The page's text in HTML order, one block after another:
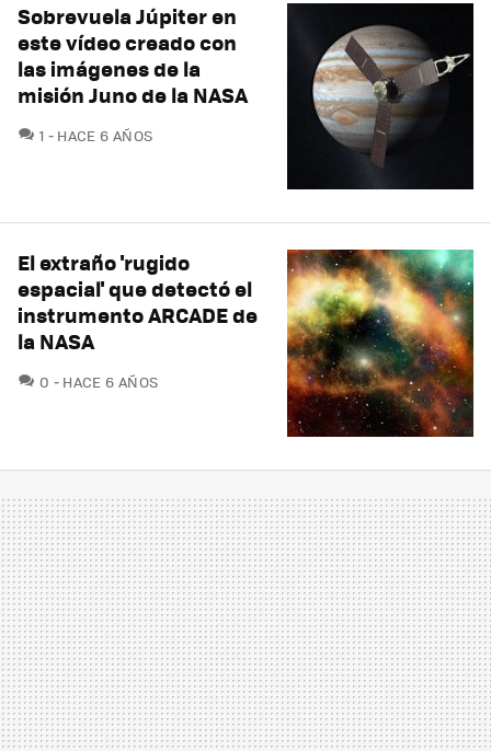
Sobrevuela Júpiter en
este vídeo creado con
las imágenes de la
misión Juno de la NASA
1 COMENTARIOS
HACE 6 AÑOS
El extraño 'rugido
espacial' que detectó el
instrumento ARCADE de
la NASA
0 COMENTARIOS
HACE 6 AÑOS